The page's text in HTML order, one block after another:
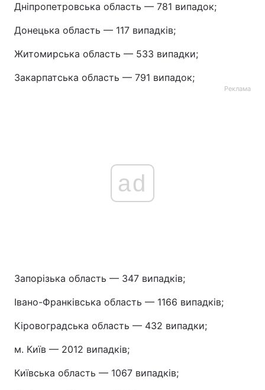
Дніпропетровська область — 781 випадок;
Донецька область — 117 випадків;
Житомирська область — 533 випадки;
Закарпатська область — 791 випадок;
Реклама
ad
Запорізька область — 347 випадків;
Івано-Франківська область — 1166 випадків;
Кіровоградська область — 432 випадки;
м. Київ — 2012 випадків;
Київська область — 1067 випадків;